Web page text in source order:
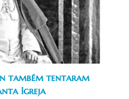
também tentaram
Igreja